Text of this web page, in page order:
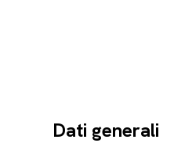
Dati generali